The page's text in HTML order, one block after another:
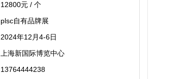
12800元 / 个
plsc自有品牌展
2024年12月4-6日
上海新国际博览中心
13764444238